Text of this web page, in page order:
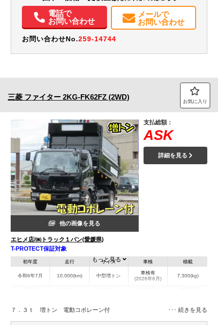
電動格納ミラー
電話で
お問い合わせ
メールで
お問い合わせ
お問い合わせNo.259-14744
三菱 ファイター 2KG-FK62FZ (2WD) お気に入り
他の画像を見る
エヒメ店/㈱トラック１バン(愛媛県)
T-PROTECT保証対象
支払総額：
ASK
詳細を見る
初年度
令和6年7月
走行
10,000(km)
サイズ
中型増トン
車検
車検有
(2026年6月)
積載
7,300(kg)
愛媛県
W:2,070
H:670
W:2,290
H:3,000
無
もっと見る
７．３ｔ 増トン 電動コボレーン付